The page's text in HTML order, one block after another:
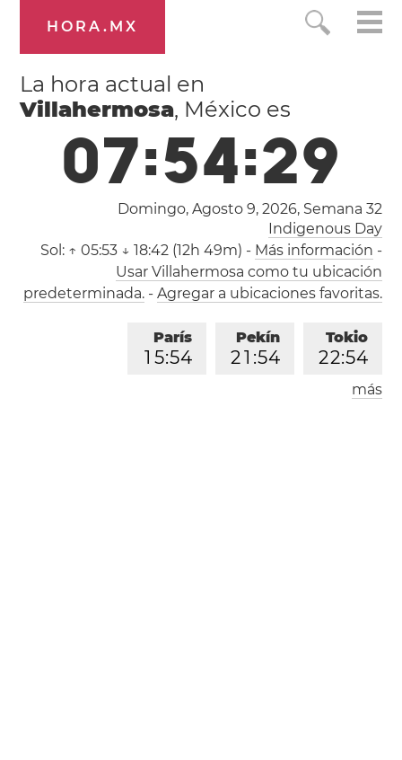
HORA.MX
La hora actual en
Villahermosa, México es
07:54:29
Domingo, Agosto 9, 2026, Semana 32
Indigenous Day
Sol: ↑ 05:53 ↓ 18:42 (12h 49m) - Más información -
Usar Villahermosa como tu ubicación
predeterminada.- Agregar a ubicaciones favoritas.
Tokio
22:54
Pekín
21 :54
París
1 5:54
Londres
más